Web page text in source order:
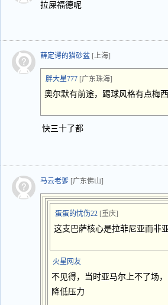
拉屎福德呢
薛定谔的猫砂盆 [上海]
胖大星777 [广东珠海]
奥尔默有前途，踢球风格有点梅
快三十了都
马云老爹 [广东佛山]
蛋蛋的忧伤22 [重庆]
这支巴萨核心是拉菲尼亚而非
火星网友
不见得，当时亚马尔上不了场
降低压力